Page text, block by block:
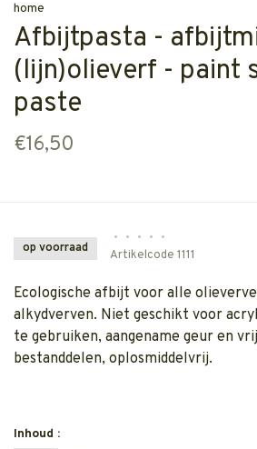
home
Afbijtpasta -
(lijn)olieverf - paint
paste
€16,50
op voorraad
• • • •
•
Artikelcode 1111
Ecologische afbijt voor alle
alkydverven. Niet geschikt voor
te gebruiken, aangename geur en
bestanddelen, oplosmiddelvrij.
Inhoud :